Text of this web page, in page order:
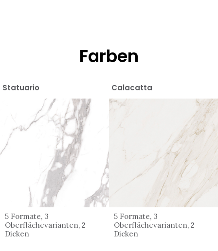
Farben
Statuario
5 Formate, 3
Oberflächevarianten, 2
Dicken
Calacatta
5 Formate, 3
Oberflächevarianten, 2
Dicken